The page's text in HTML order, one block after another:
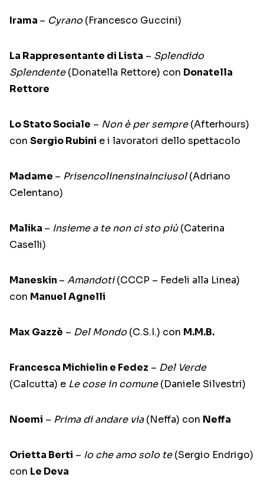
Irama – Cyrano(Francesco Guccini)
La Rappresentante di Lista – Splendido
Splendente(Donatella Rettore) con Donatella
Rettore
Lo Stato Sociale – Non è per sempre(Afterhours)
con Sergio Rubini e i lavoratori dello spettacolo
Madame – Prisencolinensinainciusol(Adriano
Celentano)
Malika – Insieme a te non ci sto più(Caterina
Caselli)
Maneskin – Amandoti(CCCP – Fedeli alla Linea)
con Manuel Agnelli
Max Gazzè – Del Mondo(C.S.I.) con M.M.B.
Francesca Michielin e Fedez – Del Verde
(Calcutta) e Le cose in comune(Daniele Silvestri)
Noemi – Prima di andare via(Neffa) con Neffa
Orietta Berti – Io che amo solo te(Sergio Endrigo)
con Le Deva